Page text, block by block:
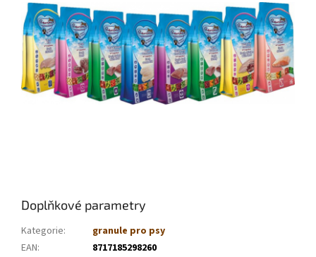
Doplňkové parametry
Kategorie:
granule pro psy
EAN:
8717185298260